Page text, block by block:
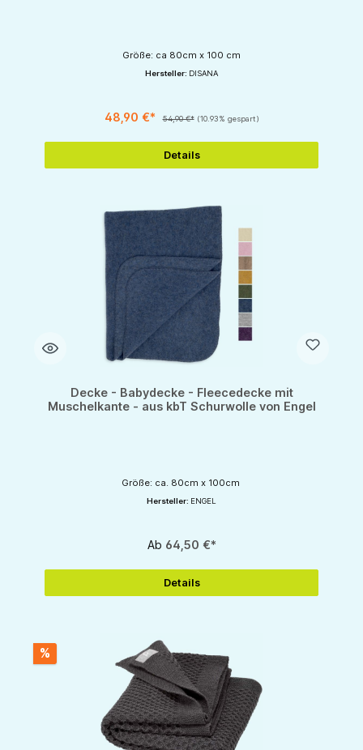
Größe: ca 80cm x 100 cm
Hersteller: DISANA
48,90 €* 54,90 €* (10.93% gespart)
Details
Decke - Babydecke - Fleecedecke mit
Muschelkante - aus kbT Schurwolle von Engel
Größe: ca. 80cm x 100cm
Hersteller: ENGEL
Ab 64,50 €*
Details
%